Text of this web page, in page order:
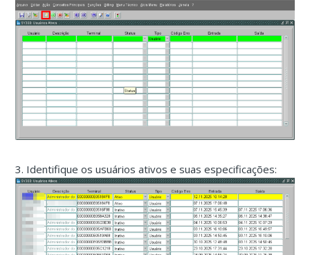
3. Identifique os usuários ativos e suas especificações: